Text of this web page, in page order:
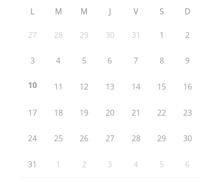
L M M J V S D
27 28 29 30 31 1 2
3 4 5 6 7 8 9
10 11 12 13 14 15 16
17 18 19 20 21 22 23
24 25 26 27 28 29 30
31 1 2 3 4 5 6